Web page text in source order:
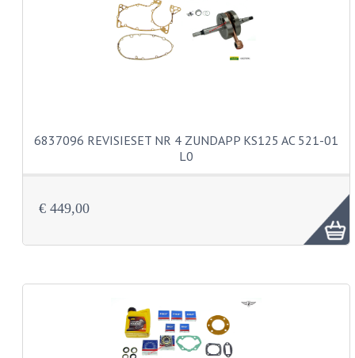
KOPLAMPEN
RICHTINGAANWIJZERS
VOORVORK COMPLEET
VOORVORK 530 SCHIJFREM
CARBURATEURDELEN
CARBURATEURS EN SPROEIERS
6837096 REVISIESET NR 4 ZUNDAPP KS125 AC 521-01
L0
€ 449,00